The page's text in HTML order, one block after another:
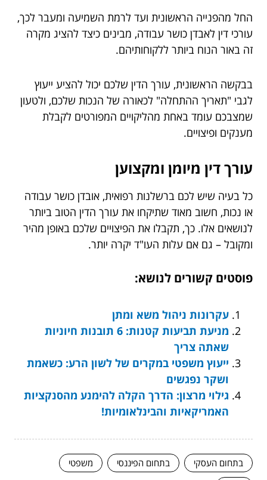
החל מהפנייה הראשונית ועד לרמת השמיעה ומעבר לכך,
עורכי דין לאבדן כושר עבודה, מבינים כיצד להציג מקרה
זה באור הנוח ביותר ללקוחותיהם.
בבקשה הראשונית, עורך הדין שלכם יכול להציע ייעוץ
לגבי "תאריך ההתחלה" לכאורה של הנכות שלכם, ולטעון
שמצבכם עומד באחת מהליקויים המפורטים לקבלת
מענקים ופיצויים.
עורך דין מיומן ומקצוען
כל בעיה שיש לכם ברשלנות רפואית, אובדן כושר עבודה
או נכות, חשוב מאוד שתיקחו את עורך הדין הטוב ביותר
לנושאים אלו. כך, תקבלו את הפיצויים שלכם באופן מהיר
ומקובל – גם אם עלות העו"ד יקרה יותר.
פוסטים קשורים לנושא:
עקרונות ניהול משא ומתן
מניעת תביעות קטנות: 6 תובנות חיוניות
שאתה צריך
ייעוץ משפטי במקרים של לשון הרע: כשאמת
ושקר נפגשים
גילוי מרצון: הדרך הקלה להימנע מהסנקציות
האמריקאיות והבינלאומיות!
בתחום העסקי בתחום הפיננסי משפטי